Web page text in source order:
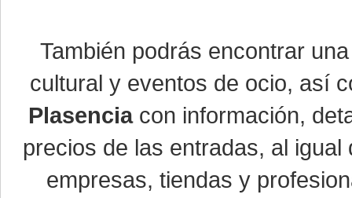
También podrás encontrar
cultural y eventos de ocio, así
Plasenciacon información,
precios de las entradas, al
empresas, tiendas y